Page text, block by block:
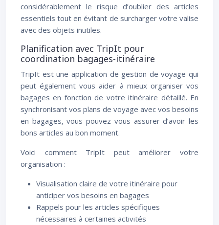
considérablement le risque d’oublier des articles
essentiels tout en évitant de surcharger votre valise
avec des objets inutiles.
Planification avec TripIt pour
coordination bagages-itinéraire
TripIt est une application de gestion de voyage qui
peut également vous aider à mieux organiser vos
bagages en fonction de votre itinéraire détaillé. En
synchronisant vos plans de voyage avec vos besoins
en bagages, vous pouvez vous assurer d’avoir les
bons articles au bon moment.
Voici comment TripIt peut améliorer votre
organisation :
Visualisation claire de votre itinéraire pour
anticiper vos besoins en bagages
Rappels pour les articles spécifiques
nécessaires à certaines activités